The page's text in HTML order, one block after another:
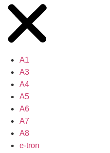
A1
A3
A4
A5
A6
A7
A8
e-tron